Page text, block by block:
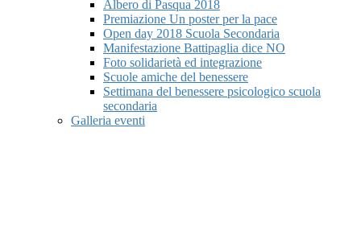
Albero di Pasqua 2018
Premiazione Un poster per la pace
Open day 2018 Scuola Secondaria
Manifestazione Battipaglia dice NO
Foto solidarietà ed integrazione
Scuole amiche del benessere
Settimana del benessere psicologico scuola
secondaria
Galleria eventi